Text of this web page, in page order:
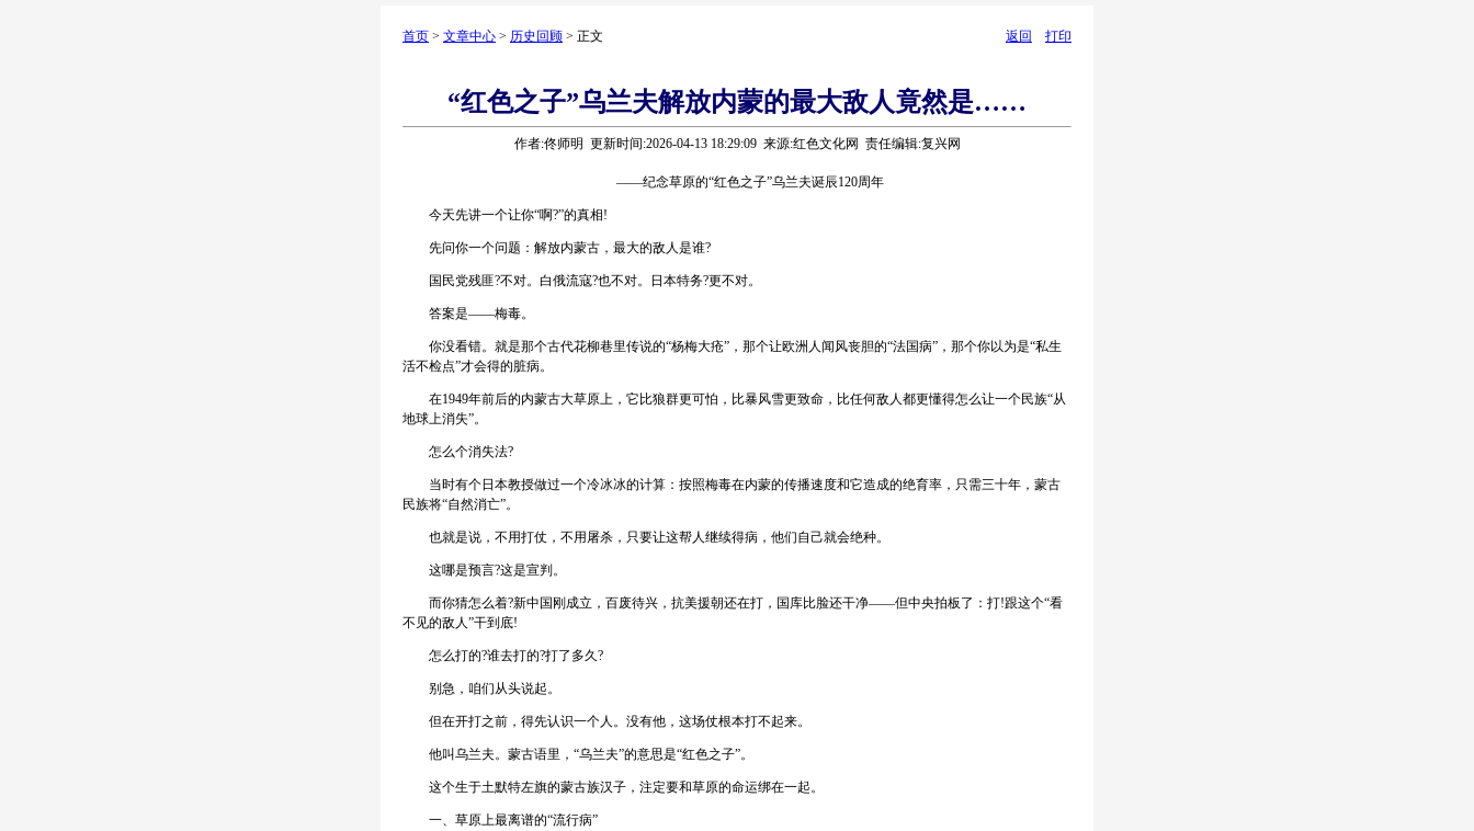
首页 > 文章中心 > 历史回顾 > 正文 返回 打印
“红色之子”乌兰夫解放内蒙的最大敌人竟然是……
作者:佟师明 更新时间:2026-04-13 18:29:09 来源:红色文化网 责任编辑:复兴网
——纪念草原的“红色之子”乌兰夫诞辰120周年
今天先讲一个让你“啊?”的真相!
先问你一个问题：解放内蒙古，最大的敌人是谁?
国民党残匪?不对。白俄流寇?也不对。日本特务?更不对。
答案是——梅毒。
你没看错。就是那个古代花柳巷里传说的“杨梅大疮”，那个让欧洲人闻风丧胆的“法国病”，那个你以为是“私生
活不检点”才会得的脏病。
在1949年前后的内蒙古大草原上，它比狼群更可怕，比暴风雪更致命，比任何敌人都更懂得怎么让一个民族“从
地球上消失”。
怎么个消失法?
当时有个日本教授做过一个冷冰冰的计算：按照梅毒在内蒙的传播速度和它造成的绝育率，只需三十年，蒙古
民族将“自然消亡”。
也就是说，不用打仗，不用屠杀，只要让这帮人继续得病，他们自己就会绝种。
这哪是预言?这是宣判。
而你猜怎么着?新中国刚成立，百废待兴，抗美援朝还在打，国库比脸还干净——但中央拍板了：打!跟这个“看
不见的敌人”干到底!
怎么打的?谁去打的?打了多久?
别急，咱们从头说起。
但在开打之前，得先认识一个人。没有他，这场仗根本打不起来。
他叫乌兰夫。蒙古语里，“乌兰夫”的意思是“红色之子”。
这个生于土默特左旗的蒙古族汉子，注定要和草原的命运绑在一起。
一、草原上最离谱的“流行病”